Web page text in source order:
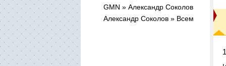
GMN » Александр Соколов
Александр Соколов » Всем
1